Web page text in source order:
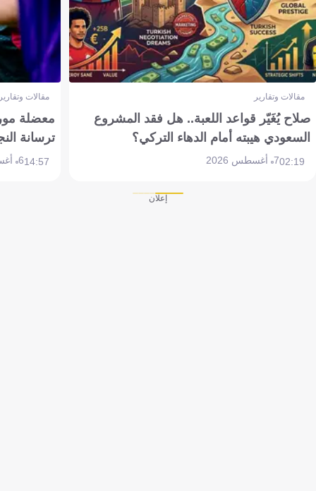
مقالات وتقارير
صلاح يُغَيّر قواعد اللعبة.. هل فقد المشروع
السعودي هيبته أمام الدهاء التركي؟
02:197 أغسطس 2026
مقالات
معضلة
ترسانة
14:576 أغسطس 2026
إعلان